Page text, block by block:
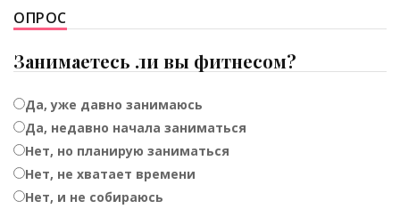
ОПРОС
Занимаетесь ли вы фитнесом?
Да, уже давно занимаюсь
Да, недавно начала заниматься
Нет, но планирую заниматься
Нет, не хватает времени
Нет, и не собираюсь